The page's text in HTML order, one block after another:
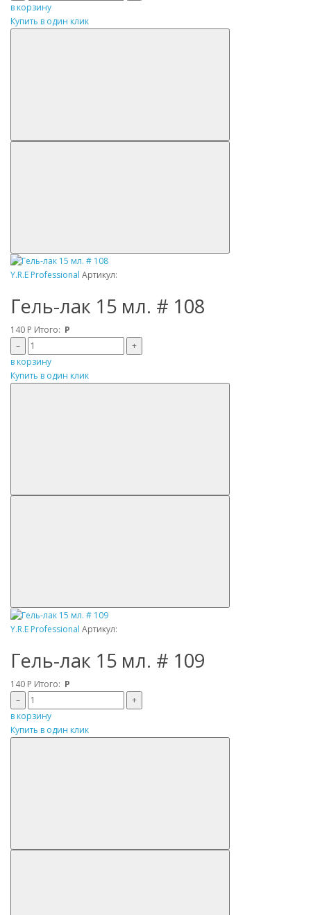
в корзину
Купить в один клик
Y.R.E Professional Артикул:
Гель-лак 15 мл. # 108
140 Р Итого: Р
–
+
в корзину
Купить в один клик
Y.R.E Professional Артикул:
Гель-лак 15 мл. # 109
140 Р Итого: Р
–
+
в корзину
Купить в один клик